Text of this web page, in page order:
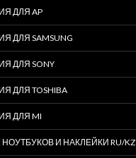
ДЛЯ AP
ДЛЯ SAMSUNG
ДЛЯ SONY
ДЛЯ TOSHIBA
ДЛЯ MI
И НАКЛЕЙКИ RU/KZ